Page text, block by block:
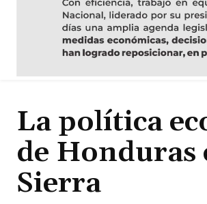
La política
de Honduras
Sierra